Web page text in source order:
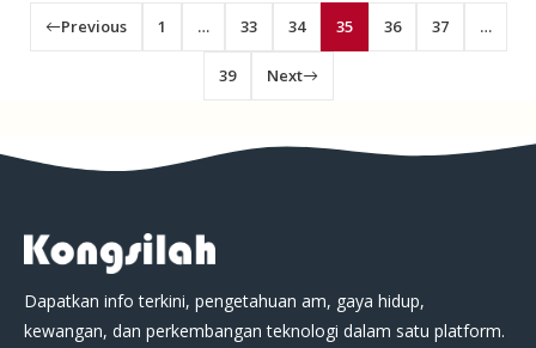
Previous 1 … 33 34 35 36 37 …
39 Next
Dapatkan info terkini, pengetahuan am, gaya hidup,
kewangan, dan perkembangan teknologi dalam satu platform.